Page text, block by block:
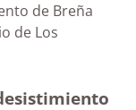
de Breña
de Los